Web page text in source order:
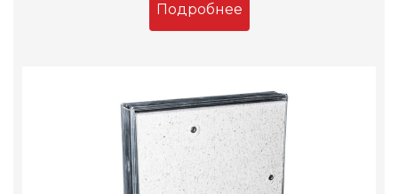
Подробнее